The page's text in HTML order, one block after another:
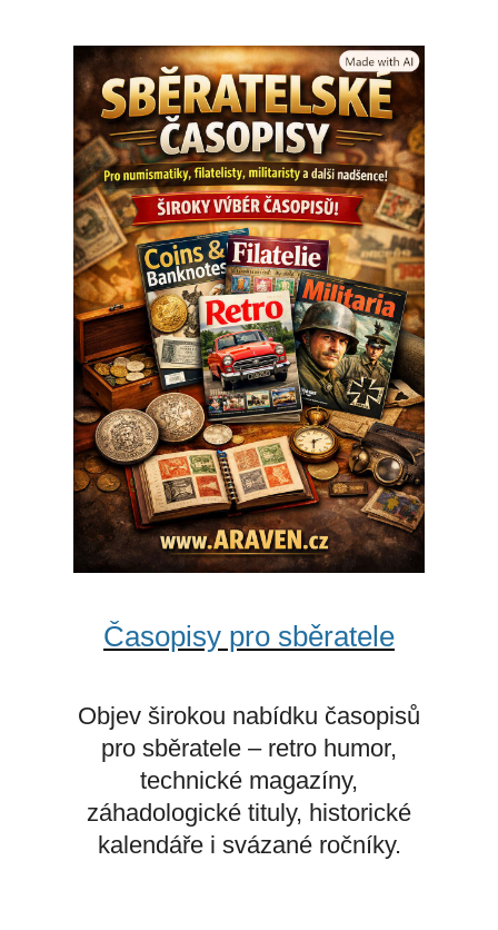
Časopisy pro sběratele
Objev širokou nabídku časopisů
pro sběratele – retro humor,
technické magazíny,
záhadologické tituly, historické
kalendáře i svázané ročníky.